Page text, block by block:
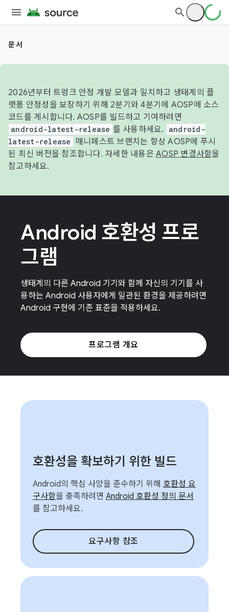
문서
2026년부터 트렁크 안정 개발 모델과 일치하고 생태계의 플
랫폼 안정성을 보장하기 위해 2분기와 4분기에 AOSP에 소스
코드를 게시합니다. AOSP를 빌드하고 기여하려면
android-latest-release 를 사용하세요.
android-
latest-release
매니페스트 브랜치는 항상 AOSP에 푸시
된 최신 버전을 참조합니다. 자세한 내용은 AOSP 변경사항을
참고하세요.
Android 호환성 프로
그램
생태계의 다른 Android 기기와 함께 자신의 기기를 사
용하는 Android 사용자에게 일관된 환경을 제공하려면
Android 구현에 기존 표준을 적용하세요.
프로그램 개요
호환성을 확보하기 위한 빌드
Android의 핵심 사양을 준수하기 위해 호환성 요
구사항을 충족하려면 Android 호환성 정의 문서
를 참고하세요.
요구사항 참조